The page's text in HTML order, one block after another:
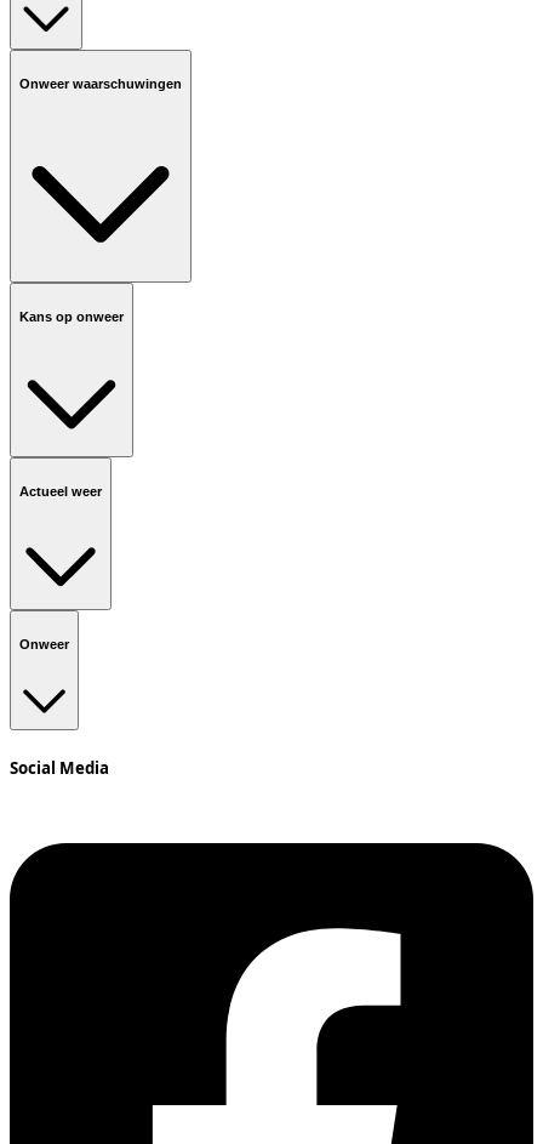
Onweer waarschuwingen
Kans op onweer
Actueel weer
Onweer
Social Media